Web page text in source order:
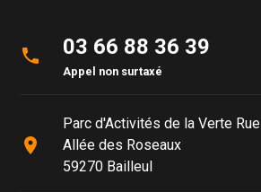
phone 03 66 88 36 39
Appel non surtaxé
place
Parc d'Activités de la Verte Rue
Allée des Roseaux
59270 Bailleul